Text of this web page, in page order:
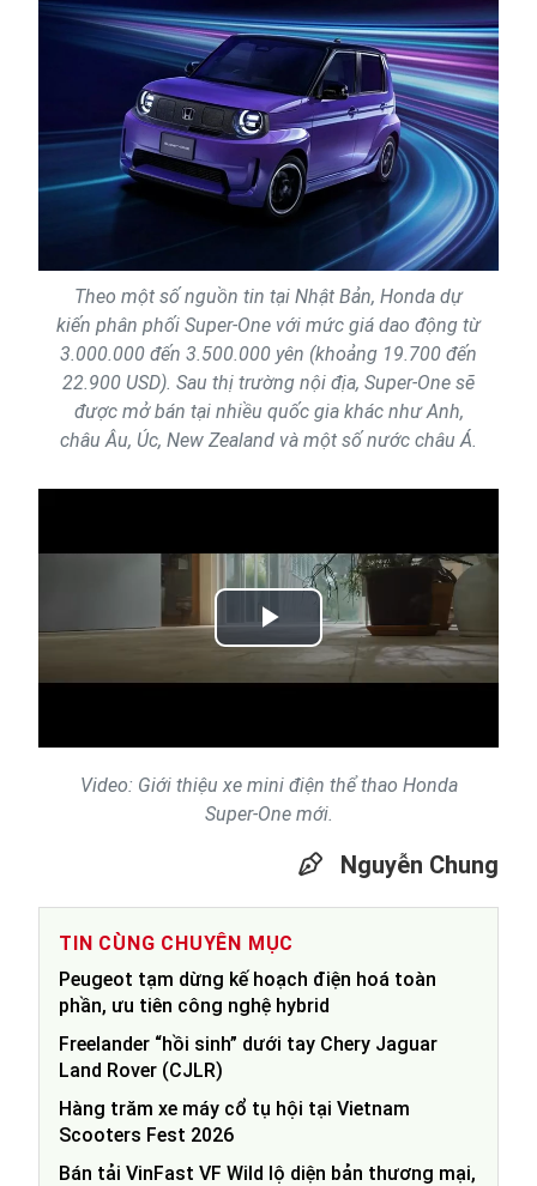
Theo một số nguồn tin tại Nhật Bản, Honda dự
kiến phân phối Super-One với mức giá dao động từ
3.000.000 đến 3.500.000 yên (khoảng 19.700 đến
22.900 USD). Sau thị trường nội địa, Super-One sẽ
được mở bán tại nhiều quốc gia khác như Anh,
châu Âu, Úc, New Zealand và một số nước châu Á.
Play
Video: Giới thiệu xe mini điện thể thao Honda
Super-One mới.
Nguyễn Chung
TIN CÙNG CHUYÊN MỤC
Peugeot tạm dừng kế hoạch điện hoá toàn
phần, ưu tiên công nghệ hybrid
Freelander “hồi sinh” dưới tay Chery Jaguar
Land Rover (CJLR)
Hàng trăm xe máy cổ tụ hội tại Vietnam
Scooters Fest 2026
Bán tải VinFast VF Wild lộ diện bản thương mại,